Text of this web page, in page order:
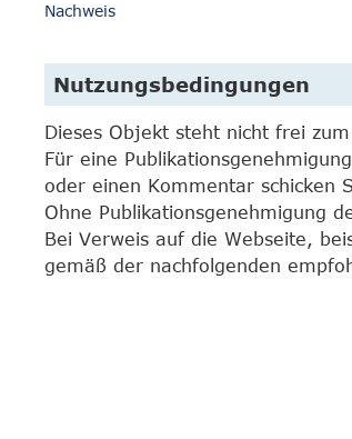
Nachweis
Nutzungsbedingungen
Dieses Objekt steht nicht frei
Für eine
oder einen Kommentar schicken
Ohne Publikationsgenehmigung
Bei Verweis auf die Webseite,
gemäß der nachfolgenden